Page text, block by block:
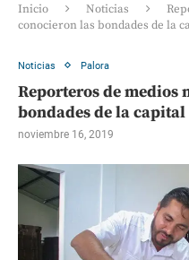
Inicio Noticias
conocieron las bondades de la
Noticias Palora
Reporteros de medios
bondades de la
noviembre 16, 2019